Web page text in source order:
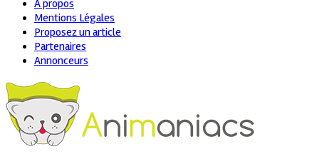
A propos
Mentions Légales
Proposez un article
Partenaires
Annonceurs